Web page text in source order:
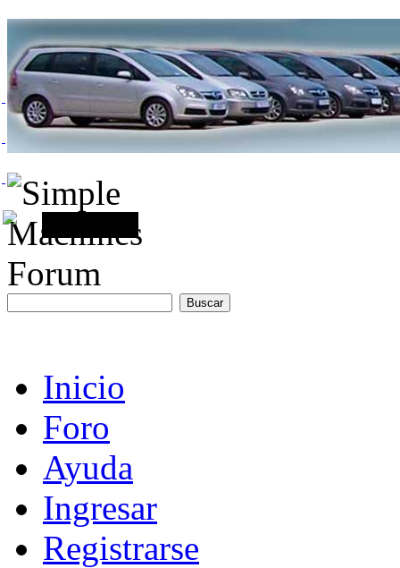
Inicio
Foro
Ayuda
Ingresar
Registrarse